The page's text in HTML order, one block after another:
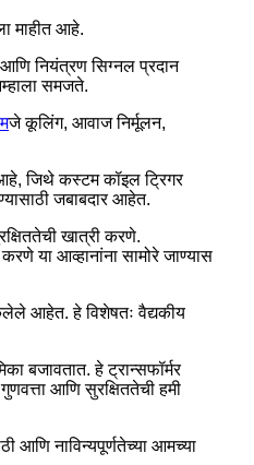
माहीत आहे.
नियंत्रण सिग्नल प्रदान
समजते.
जे कूलिंग, आवाज निर्मूलन,
जिथे कस्टम कॉइल ट्रिगर
जबाबदार आहेत.
खात्री करणे.
या आव्हानांना सामोरे जाण्यास
केलेले आहेत. हे विशेषतः वैद्यकीय
बजावतात. हे ट्रान्सफॉर्मर
आणि सुरक्षिततेची हमी
आणि नाविन्यपूर्णतेच्या आमच्या